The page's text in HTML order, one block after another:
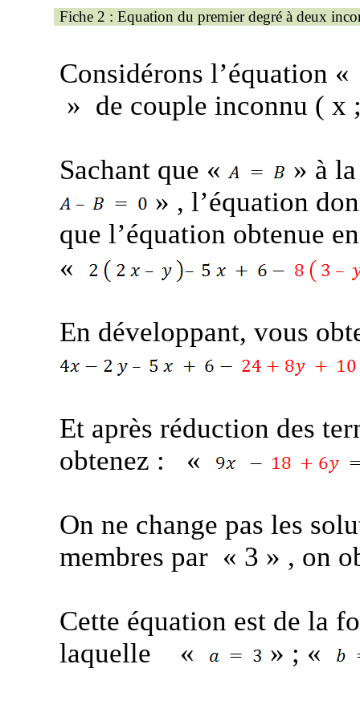
Fiche 2 : Equation du premier degré à deux
Considérons l’équation
» de couple inconnu ( x
Sachant que «
» à
» , l’équation
que l’équation obtenue
«
En développant, vous
Et après réduction des
obtenez :
«
On ne change pas les
membres par « 3 » , on
Cette équation est de la
laquelle
« » ; «